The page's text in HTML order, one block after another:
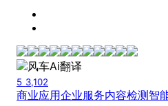
5 3,102
商业应用企业服务内容检测 智